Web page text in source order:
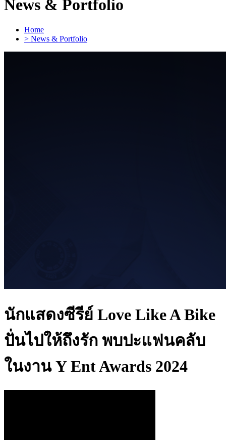
News & Portfolio
Home
> News & Portfolio
นักแสดงซีรีย์ Love Like A Bike
ปั่นไปให้ถึงรัก พบปะแฟนคลับ
ในงาน Y Ent Awards 2024